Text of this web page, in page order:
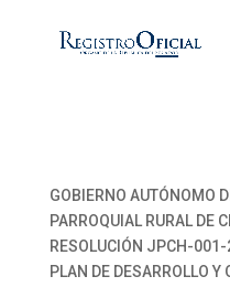
GOBIERNO AUTÓNOMO
PARROQUIAL RURAL DE
RESOLUCIÓN JPCH-001-
PLAN DE DESARROLLO